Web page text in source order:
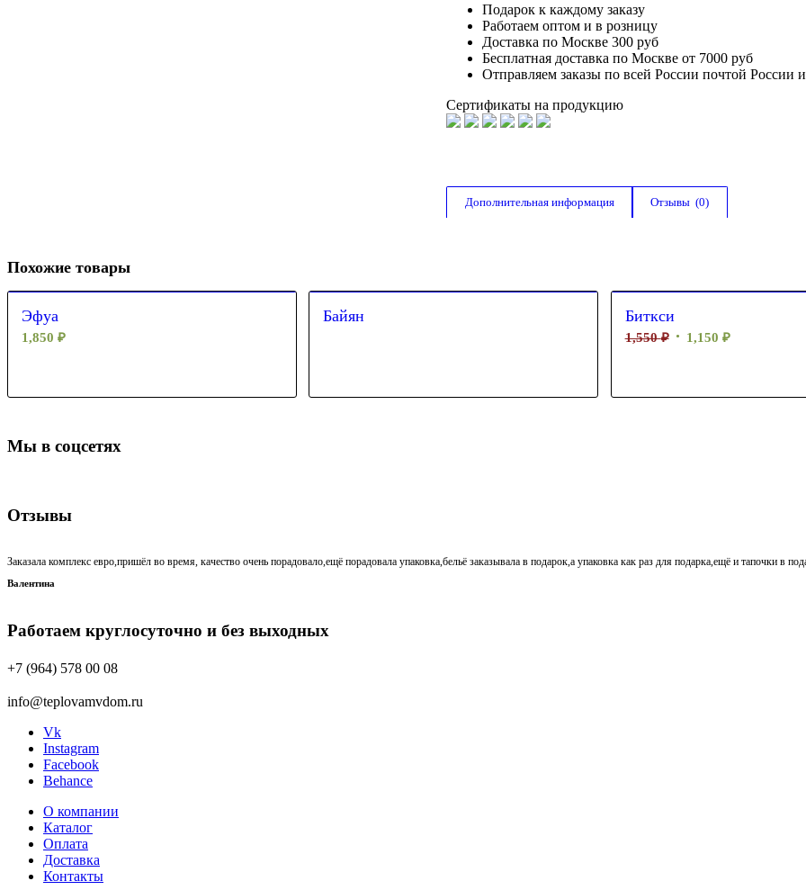
Подарок к каждому заказу
Работаем оптом и в розницу
Доставка по Москве 300 руб
Бесплатная доставка по Москве от 7000 руб
Отправляем заказы по всей России почтой
Сертификаты на продукцию
Дополнительная информация Отзывы  (0)
Похожие товары
Эфуа
1,850 ₽
Байян Биткси
1,550₽ 1,150 ₽
Мы в соцсетях
Отзывы
Заказала комплекс евро,пришёл во время, качество очень порадовало,ещё порадовала упаковка,бельё заказывала в подарок,а упаковка как раз для подарка,ещё и тапочки в
Валентина
Работаем круглосуточно и без выходных
+7 (964) 578 00 08
info@teplovamvdom.ru
Vk
Instagram
Facebook
Behance
О компании
Каталог
Оплата
Доставка
Контакты